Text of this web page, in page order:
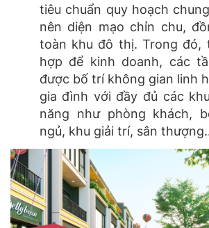
tiêu chuẩn quy hoạch
nên diện mạo chỉn chu,
toàn khu đô thị. Trong đó,
hợp để kinh doanh, các
được bố trí không gian linh
gia đình với đầy đủ các
năng như phòng khách,
ngủ, khu giải trí, sân